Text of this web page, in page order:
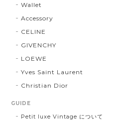
Wallet
Accessory
CELINE
GIVENCHY
LOEWE
Yves Saint Laurent
Christian Dior
GUIDE
Petit luxe Vintage について